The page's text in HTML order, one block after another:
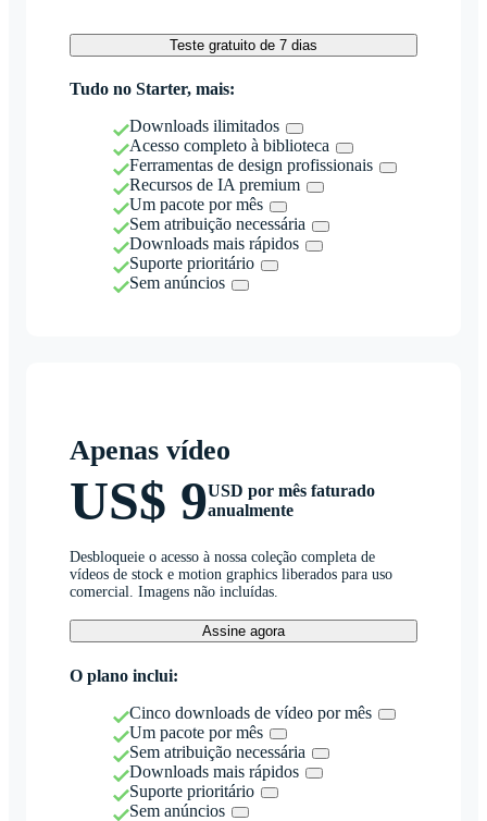
Teste gratuito de 7 dias
Tudo no Starter, mais:
Downloads ilimitados
Acesso completo à biblioteca
Ferramentas de design profissionais
Recursos de IA premium
Um pacote por mês
Sem atribuição necessária
Downloads mais rápidos
Suporte prioritário
Sem anúncios
Apenas vídeo
US$ 9USD por mês faturado
anualmente
Desbloqueie o acesso à nossa coleção completa de
vídeos de stock e motion graphics liberados para uso
comercial. Imagens não incluídas.
Assine agora
O plano inclui:
Cinco downloads de vídeo por mês
Um pacote por mês
Sem atribuição necessária
Downloads mais rápidos
Suporte prioritário
Sem anúncios